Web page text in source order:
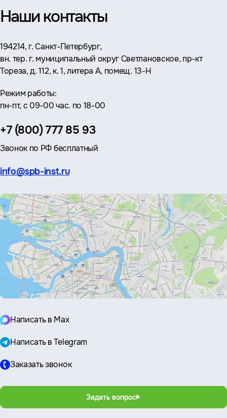
Наши контакты
Адрес:
194214, г. Санкт-Петербург,
вн. тер. г. муниципальный округ Светлановское, пр-кт
Тореза, д. 112, к. 1, литера А, помещ. 13-Н
Режим работы:
пн-пт, с 09-00 час. по 18-00
Телефон:
+7 (800) 777 85 93
Звонок по РФ бесплатный
Эл.
info@spb-inst.ru
Написать в Max
Написать в Telegram
Заказать звонок
Задать вопрос